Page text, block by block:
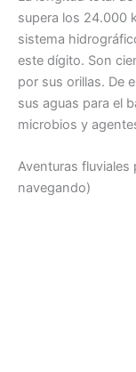
supera los 24.000
sistema
este dígito. Son
por sus orillas. De
sus aguas para el
microbios y
Aventuras fluviales
navegando)